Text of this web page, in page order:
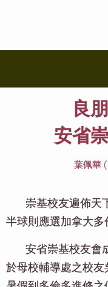
良
安省
葉佩華
崇基校友遍佈天
半球則應選加拿大多
安省崇基校友會
於母校輔導處之校